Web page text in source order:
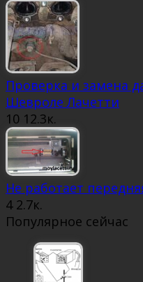
Проверка и замена
Шевроле Лачетти
10 12.3к.
Не работает
4 2.7к.
Популярное сейчас